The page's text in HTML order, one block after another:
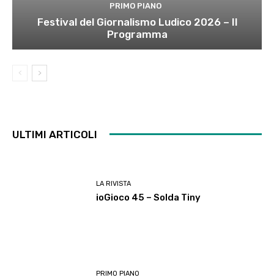
PRIMO PIANO
Festival del Giornalismo Ludico 2026 – Il
Programma
ULTIMI ARTICOLI
LA RIVISTA
ioGioco 45 – Solda Tiny
PRIMO PIANO